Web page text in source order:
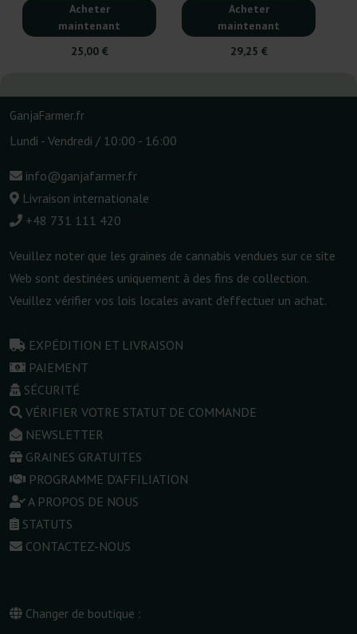
Acheter
maintenant
25,00 €
Acheter
maintenant
29,25 €
GanjaFarmer.fr
Lundi - Vendredi / 10:00 - 16:00
info@ganjafarmer.fr
Livraison internationale
+48 731 111 420
Veuillez noter que les graines de cannabis vendues sur ce site
Web sont destinées uniquement à des fins de collection.
Veuillez vérifier vos lois locales avant d'effectuer un achat.
EXPÉDITION ET LIVRAISON
PAIEMENT
SÉCURITÉ
VÉRIFIER VOTRE STATUT DE COMMANDE
NEWSLETTER
GRAINES GRATUITES
PROGRAMME D'AFFILIATION
A PROPOS DE NOUS
STATUTS
CONTACTEZ-NOUS
Changer de boutique :